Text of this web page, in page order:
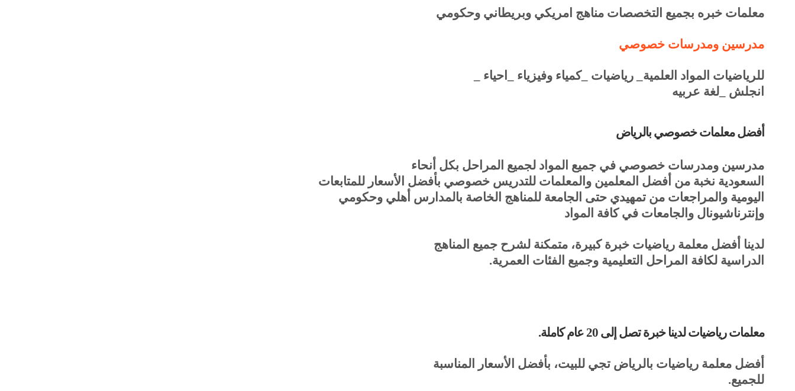
معلمات خبره بجميع التخصصات مناهج امريكي وبريطاني وحكومي
‏‏‏‏‏‏‏‏‏‏‏‏‏مدرسين ومدرسات خصوصي
للرياضيات المواد العلمية_ رياضيات _كمياء وفيزياء _احياء _
انجلش _لغة عربيه
أفضل معلمات خصوصي بالرياض
مدرسين ومدرسات خصوصي في جميع المواد لجميع المراحل بكل أنحاء
السعودية نخبة من أفضل المعلمين والمعلمات للتدريس خصوصي بأفضل الأسعار للمتابعات
اليومية والمراجعات من تمهيدي حتى الجامعة للمناهج الخاصة بالمدارس أهلي وحكومي
وإنترناشيونال والجامعات في كافة المواد
لدينا أفضل معلمة رياضيات خبرة كبيرة، متمكنة لشرح جميع المناهج
الدراسية لكافة المراحل التعليمية وجميع الفئات العمرية.
معلمات رياضيات لدينا خبرة تصل إلى 20 عام كاملة .
أفضل معلمة رياضيات بالرياض تجي للبيت، بأفضل الأسعار المناسبة
للجميع.